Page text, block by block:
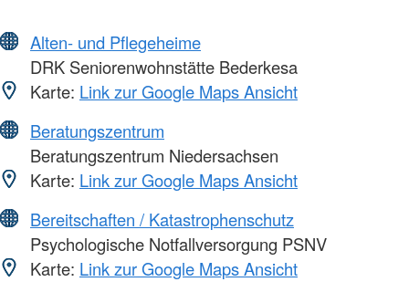
Alten- und Pflegeheime
DRK Seniorenwohnstätte Bederkesa
Karte: Link zur Google Maps Ansicht
Beratungszentrum
Beratungszentrum Niedersachsen
Karte: Link zur Google Maps Ansicht
Bereitschaften / Katastrophenschutz
Psychologische Notfallversorgung PSNV
Karte: Link zur Google Maps Ansicht